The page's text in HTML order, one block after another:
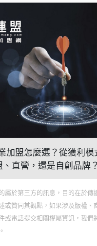
加盟怎麼選？從獲利模
直營，還是自創品牌？
屬於第三方的訊息，目的在於傳
或贊同其觀點，如果涉及版權、
或電話提交相關權屬資訊，我們